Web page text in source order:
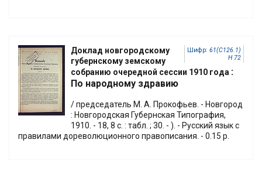
Шифр: 61(С126.1)
Н 72
Доклад новгородскому
губернскому земскому
собранию очередной сессии 1910 года :
По народному здравию
/ председатель М. А. Прокофьев. - Новгород
: Новгородская Губернская Типография,
1910. - 18, 8 с. : табл. ; 30. - ). - Русский язык с
правилами дореволюционного правописания. - 0.15 р.